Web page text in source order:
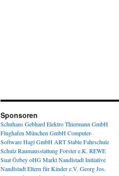
Sponsoren
Schuhaus GebhardElektro Thiermann GmbH
Flughafen München GmbHComputer-
Software Hagl GmbH ART StableFahrschule
SchulzRaumausstattung Forster e.K. REWE
Suat Özbey oHGMarkt NandlstadtInitiative
Nandlstadt Eltern für Kinder e.V. Georg Jos.